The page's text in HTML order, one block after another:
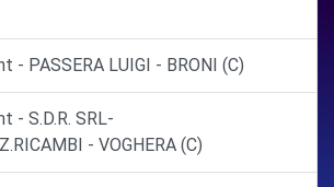
- PASSERA LUIGI - BRONI (C)
- S.D.R. SRL-
- VOGHERA (C)